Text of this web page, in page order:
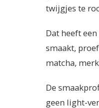
twijgjes te
Dat heeft
smaakt,
matcha,
De
geen light-